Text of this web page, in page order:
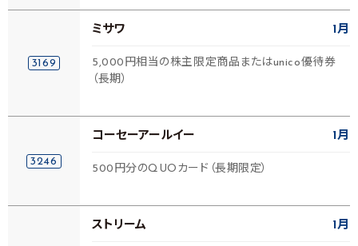
3169
ミサワ 1月
5,000円相当の株主限定商品またはunico優待券
（長期）
3246
コーセーアールイー 1月
500円分のQUOカード（長期限定）
ストリーム 1月